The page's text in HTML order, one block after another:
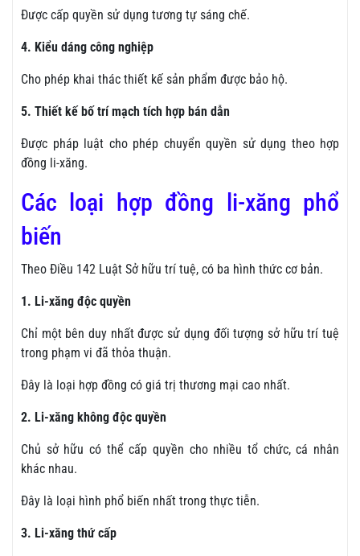
Được cấp quyền sử dụng tương tự sáng chế.
4. Kiểu dáng công nghiệp
Cho phép khai thác thiết kế sản phẩm được bảo hộ.
5. Thiết kế bố trí mạch tích hợp bán dẫn
Được pháp luật cho phép chuyển quyền sử dụng theo hợp
đồng li-xăng.
Các loại hợp đồng li-xăng phổ
biến
Theo Điều 142 Luật Sở hữu trí tuệ, có ba hình thức cơ bản.
1. Li-xăng độc quyền
Chỉ một bên duy nhất được sử dụng đối tượng sở hữu trí tuệ
trong phạm vi đã thỏa thuận.
Đây là loại hợp đồng có giá trị thương mại cao nhất.
2. Li-xăng không độc quyền
Chủ sở hữu có thể cấp quyền cho nhiều tổ chức, cá nhân
khác nhau.
Đây là loại hình phổ biến nhất trong thực tiễn.
3. Li-xăng thứ cấp